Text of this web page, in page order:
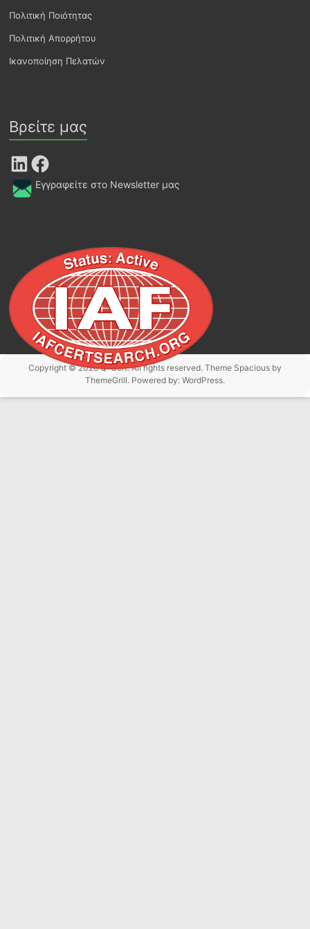
Πολιτική Ποιότητας
Πολιτική Απορρήτου
Ικανοποίηση Πελατών
Βρείτε μας
LinkedIn Facebook
Εγγραφείτε στο Newsletter μας
Copyright © 2026Q-Cert. All rights reserved. Theme Spaciousby
ThemeGrill. Powered by: WordPress.